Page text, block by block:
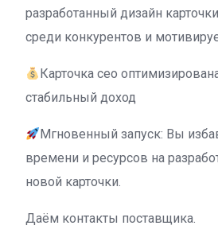
разработанный дизайн
среди конкурентов и
Карточка сео
стабильный доход
Мгновенный запуск: Вы
времени и ресурсов на
новой карточки.
Даём контакты поставщика.